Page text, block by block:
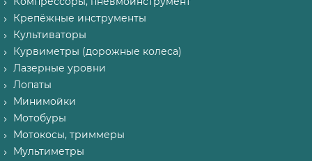
Крепёжные инструменты
Культиваторы
Курвиметры (дорожные колеса)
Лазерные уровни
Лопаты
Минимойки
Мотобуры
Мотокосы, триммеры
Мультиметры